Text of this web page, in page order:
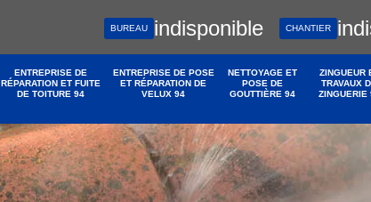
BUREAU indisponible CHANTIER
ENTREPRISE DE
RÉPARATION ET FUITE
DE TOITURE 94
ENTREPRISE DE POSE
ET RÉPARATION DE
VELUX 94
NETTOYAGE ET
POSE DE
GOUTTIÈRE 94
ZINGUEUR
TRAVAUX
ZINGUERIE